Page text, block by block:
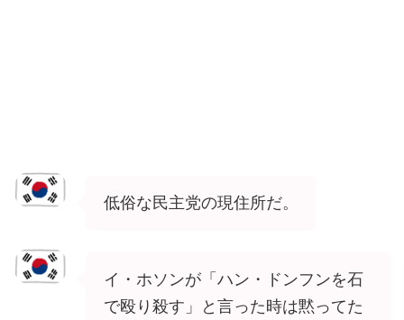
低俗な民主党の現住所だ。
イ・ホソンが「ハン・ドンフンを石
で殴り殺す」と言った時は黙ってた